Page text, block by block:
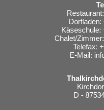
Dorfladen:
Käseschule:
Chalet/
Telefax:
E-Mail:
D -